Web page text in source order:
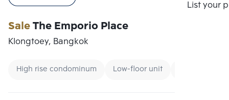
List your
SaleThe Emporio Place
Klongtoey, Bangkok
High rise condominum Low-floor unit